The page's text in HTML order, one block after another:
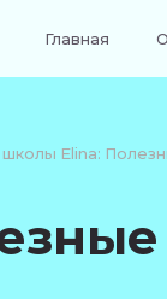
Главная
школы Elina: